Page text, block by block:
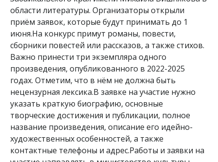
области литературы. Организаторы открыли
приём заявок, которые будут принимать до 1
июня.На конкурс примут романы, повести,
сборники повестей или рассказов, а также стихов.
Важно принести три экземпляра одного
произведения, опубликованного в 2022-2025
годах. Отметим, что в нём не должна быть
нецензурная лексика.В заявке на участие нужно
указать краткую биографию, основные
творческие достижения и публикации, полное
название произведения, описание его идейно-
художественных особенностей, а также
контактные телефоны и адрес.Работы и заявки на